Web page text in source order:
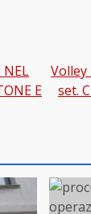
NEL
E
set.